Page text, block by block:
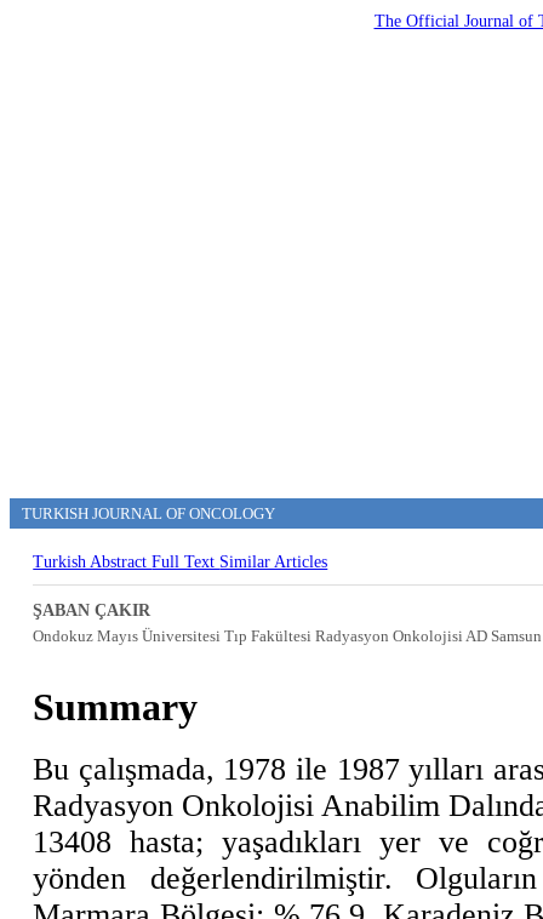
The Official Journal of
TURKISH JOURNAL OF ONCOLOGY
Turkish AbstractFull Text Similar Articles
ŞABAN ÇAKIR
Ondokuz Mayıs Üniversitesi Tıp Fakültesi Radyasyon Onkolojisi AD Samsun
Summary
Bu çalışmada, 1978 ile 1987 yılları
Radyasyon Onkolojisi Anabilim
13408 hasta; yaşadıkları yer ve
yönden değerlendirilmiştir.